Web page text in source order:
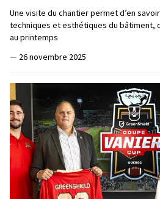
Une visite du chantier permet d’en
techniques et esthétiques du bâtiment,
au printemps
— 26 novembre 2025